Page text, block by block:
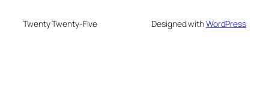
Twenty Twenty-Five Designed withWordPress